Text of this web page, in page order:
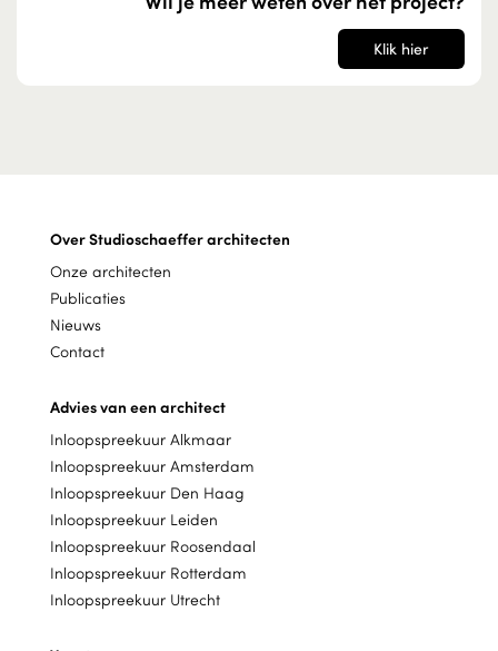
Klik hier
Over Studioschaeffer architecten
Onze architecten
Publicaties
Nieuws
Contact
Advies van een architect
Inloopspreekuur Alkmaar
Inloopspreekuur Amsterdam
Inloopspreekuur Den Haag
Inloopspreekuur Leiden
Inloopspreekuur Roosendaal
Inloopspreekuur Rotterdam
Inloopspreekuur Utrecht